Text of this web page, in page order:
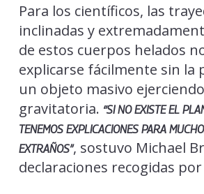
Para los científicos, las
inclinadas y
de estos cuerpos helados
explicarse fácilmente sin la
un objeto masivo
gravitatoria. “SI NO EXISTE EL
TENEMOS EXPLICACIONES PARA
EXTRAÑOS”, sostuvo Michael
declaraciones recogidas por